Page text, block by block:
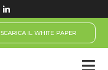
SCARICA IL WHITE PAPER